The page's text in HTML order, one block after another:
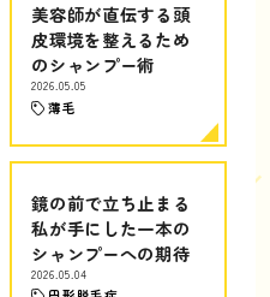
美容師が直伝する頭
皮環境を整えるため
のシャンプー術
2026.05.05
薄毛
鏡の前で立ち止まる
私が手にした一本の
シャンプーへの期待
2026.05.04